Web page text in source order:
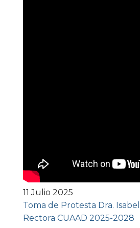
11 Julio 2025
Toma de Protesta Dra.
Rectora CUAAD 2025-2028